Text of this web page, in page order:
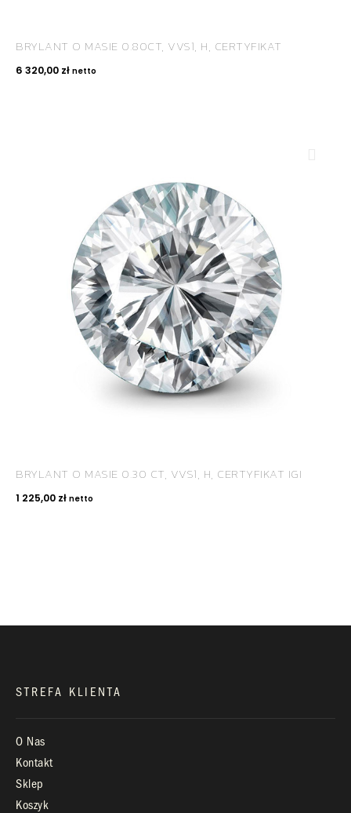
BRYLANT O MASIE 0.80CT, VVS1, H, CERTYFIKAT
6 320,00 zł netto
BRYLANT O MASIE 0.30 CT, VVS1, H, CERTYFIKAT IGI
1 225,00 zł netto
ROYAL DIAMONDS
Diamenty | Biżuteria | Kamienie dla jubilerów
SALON SPRZEDAŻY
KONTAKT
STREFA KLIENTA
O Nas
Kontakt
Sklep
Koszyk